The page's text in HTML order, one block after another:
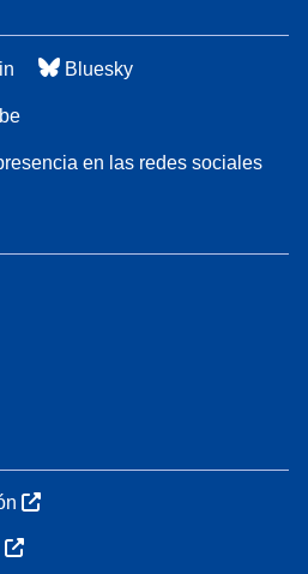
Bluesky
en las redes sociales